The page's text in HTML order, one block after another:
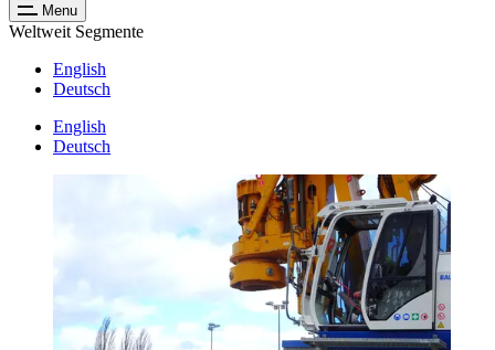
Menu
Weltweit Segmente
English
Deutsch
English
Deutsch